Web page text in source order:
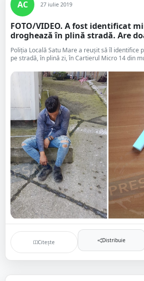
AC 27 iulie 2019
FOTO/VIDEO. A fost identificat
droghează în plină stradă. Are
Poliția Locală Satu Mare a reușit să îl identifice
pe stradă, în plină zi, în Cartierul Micro 14 din
Citește Distribuie